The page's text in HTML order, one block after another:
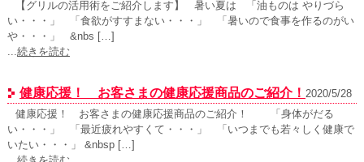
【グリルの活用術をご紹介します】 暑い夏は 「油ものは やりづら
い・・・」 「食欲がすすまない・・・」 「暑いので食事を作るのがい
や・・・」 &nbs […]
続きを読む
健康応援！ お客さまの健康応援商品のご紹介！ 2020/5/28
健康応援！ お客さまの健康応援商品のご紹介！ 「身体がだる
い・・・」 「最近疲れやすくて・・・」 「いつまでも若々しく健康で
いたい・・・」 &nbsp […]